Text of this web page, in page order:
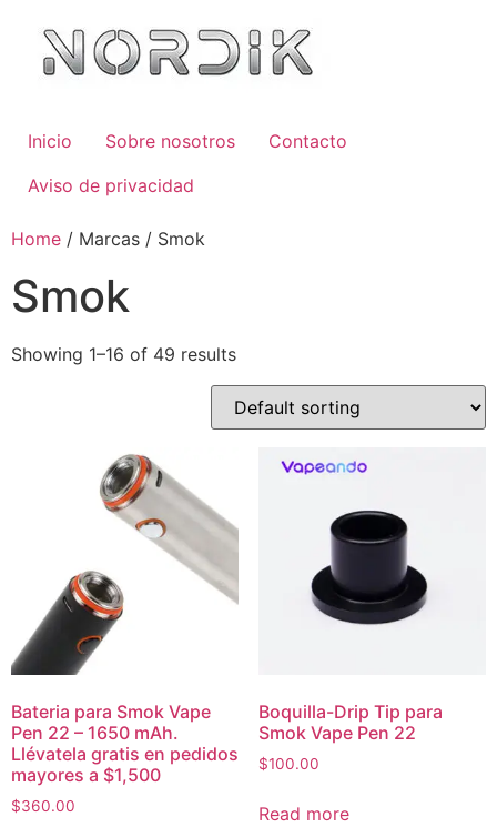
Inicio Sobre nosotros
Contacto
Aviso de privacidad
Home / Marcas / Smok
Smok
Showing 1–16 of 49 results
Bateria para Smok Vape
Pen 22 – 1650 mAh.
Llévatela gratis en pedidos
mayores a $1,500
$360.00
Boquilla-Drip Tip para
Smok Vape Pen 22
$100.00
Read more